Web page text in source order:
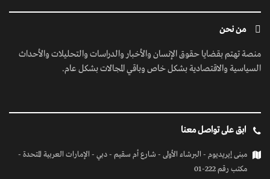
من نحن
منصة تهتم بقضايا حقوق الإنسان والأخبار والدراسات والتحليلات والأحداث
السياسية والاقتصادية بشكل خاص وباقي المجالات بشكل عام.
ابق على تواصل معنا
مبنى إيريديوم - البرشاء الأولى - شارع أم سقيم - دبي - الإمارات العربية المتحدة -
مكتب رقم 222-01